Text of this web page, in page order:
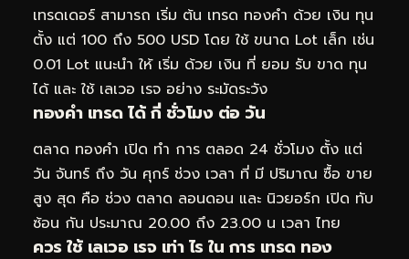
เทรดเดอร์ สามารถ เริ่ม ต้น เทรด ทองคำ ด้วย เงิน ทุน
ตั้ง แต่ 100 ถึง 500 USD โดย ใช้ ขนาด Lot เล็ก เช่น
0.01 Lot แนะนำ ให้ เริ่ม ด้วย เงิน ที่ ยอม รับ ขาด ทุน
ได้ และ ใช้ เลเวอ เรจ อย่าง ระมัดระวัง
ทองคำ เทรด ได้ กี่ ชั่วโมง ต่อ วัน
ตลาด ทองคำ เปิด ทำ การ ตลอด 24 ชั่วโมง ตั้ง แต่
วัน จันทร์ ถึง วัน ศุกร์ ช่วง เวลา ที่ มี ปริมาณ ซื้อ ขาย
สูง สุด คือ ช่วง ตลาด ลอนดอน และ นิวยอร์ก เปิด ทับ
ซ้อน กัน ประมาณ 20.00 ถึง 23.00 น เวลา ไทย
ควร ใช้ เลเวอ เรจ เท่า ไร ใน การ เทรด ทอง